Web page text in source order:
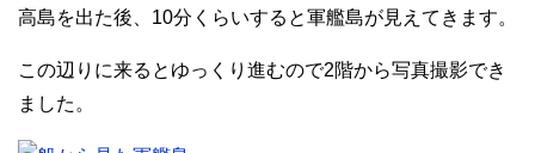
高島を出た後、10分くらいすると軍艦島が見えてきます。
この辺りに来るとゆっくり進むので2階から写真撮影でき
ました。